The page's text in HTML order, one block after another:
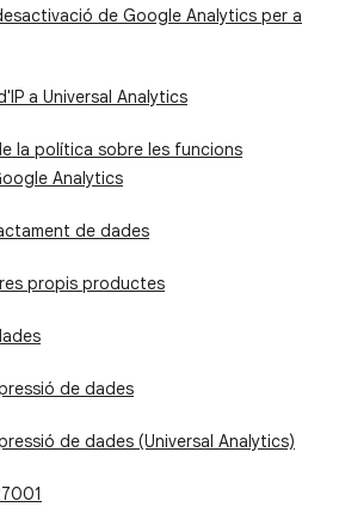
de Google Analytics per a
a Universal Analytics
la política sobre les funcions
Analytics
de dades
propis productes
de dades
de dades (Universal Analytics)